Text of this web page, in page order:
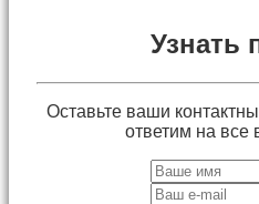
Узнать
Оставьте ваши
ответим на